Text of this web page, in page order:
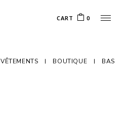
CART 0
VÊTEMENTS BOUTIQUE BAS